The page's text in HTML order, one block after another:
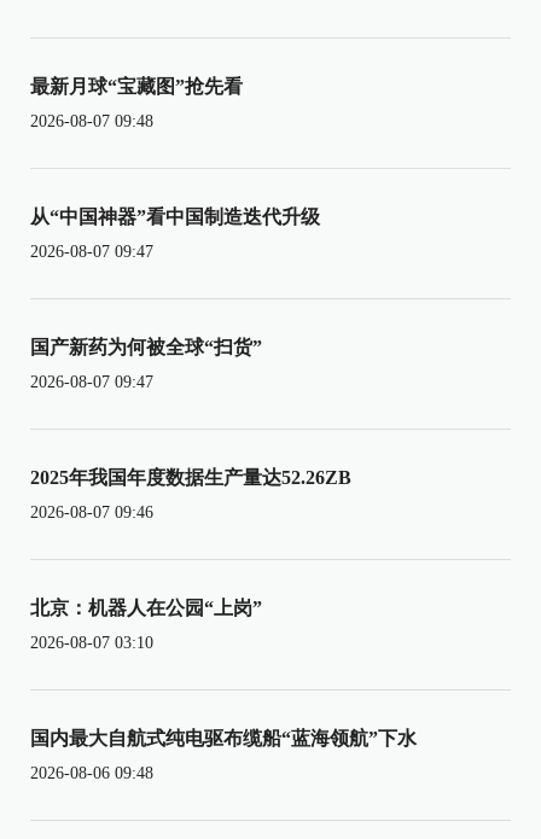
最新月球“宝藏图”抢先看
2026-08-07 09:48
从“中国神器”看中国制造迭代升级
2026-08-07 09:47
国产新药为何被全球“扫货”
2026-08-07 09:47
2025年我国年度数据生产量达52.26ZB
2026-08-07 09:46
北京：机器人在公园“上岗”
2026-08-07 03:10
国内最大自航式纯电驱布缆船“蓝海领航”下水
2026-08-06 09:48